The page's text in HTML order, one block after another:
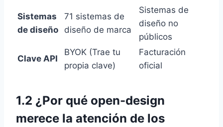
Sistemas
de diseño
71 sistemas de
diseño de marca
Sistemas de
diseño no
públicos
Clave API
BYOK (Trae tu
propia clave)
Facturación
oficial
1.2 ¿Por qué open-design
merece la atención de los